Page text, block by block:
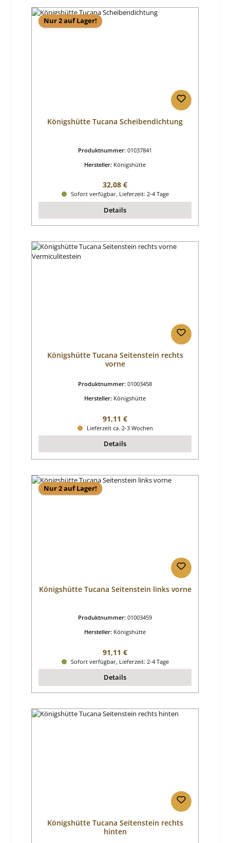
Nur 2 auf Lager!
Königshütte Tucana Scheibendichtung
Produktnummer: 01037841
Hersteller: Königshütte
Regulärer Preis:
32,08 €
Sofort verfügbar, Lieferzeit: 2-4 Tage
Details
Königshütte Tucana Seitenstein rechts
vorne
Produktnummer: 01003458
Hersteller: Königshütte
Regulärer Preis:
91,11 €
Lieferzeit ca. 2-3 Wochen
Details
Nur 2 auf Lager!
Königshütte Tucana Seitenstein links vorne
Produktnummer: 01003459
Hersteller: Königshütte
Regulärer Preis:
91,11 €
Sofort verfügbar, Lieferzeit: 2-4 Tage
Details
Königshütte Tucana Seitenstein rechts
hinten